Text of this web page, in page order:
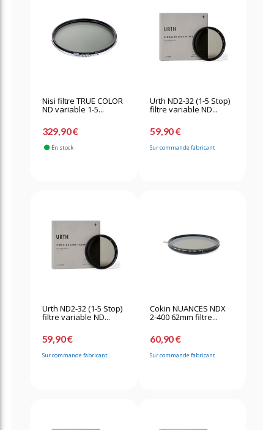
Nisi filtre TRUE COLOR
ND variable 1-5...
329,90 €
En stock
Urth ND2-32 (1-5 Stop)
filtre variable ND...
59,90 €
Sur commande fabricant
Urth ND2-32 (1-5 Stop)
filtre variable ND...
59,90 €
Sur commande fabricant
Cokin NUANCES NDX
2-400 62mm filtre...
60,90 €
Sur commande fabricant